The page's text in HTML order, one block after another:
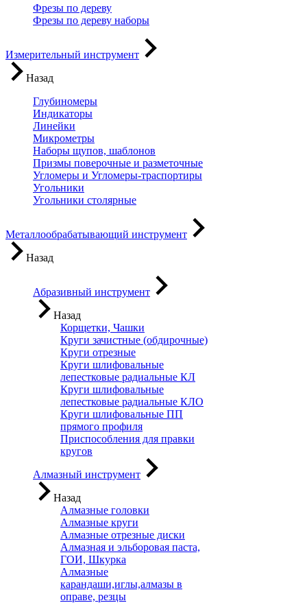
Фрезы по дереву
Фрезы по дереву наборы
Измерительный инструмент
Назад
Глубиномеры
Индикаторы
Линейки
Микрометры
Наборы щупов, шаблонов
Призмы поверочные и разметочные
Угломеры и Угломеры-траспортиры
Угольники
Угольники столярные
Металлообрабатывающий инструмент
Назад
Абразивный инструмент
Назад
Корщетки, Чашки
Круги зачистные (обдирочные)
Круги отрезные
Круги шлифовальные
лепестковые радиальные КЛ
Круги шлифовальные
лепестковые радиальные КЛО
Круги шлифовальные ПП
прямого профиля
Приспособления для правки
кругов
Алмазный инструмент
Назад
Алмазные головки
Алмазные круги
Алмазные отрезные диски
Алмазная и эльборовая паста,
ГОИ, Шкурка
Алмазные
карандаши,иглы,алмазы в
оправе, резцы